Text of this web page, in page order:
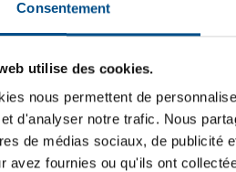
Consentement
utilise des cookies.
nous permettent de
d'analyser notre trafic. Nous
de médias sociaux, de publicité
avez fournies ou qu'ils ont
Core i5‑10500T
Système
Windows 11
USB,